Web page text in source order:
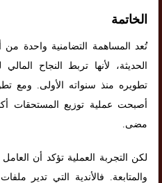
الخاتمة
تُعد المساهمة التضامنية واحدة من
الحديثة، لأنها تربط النجاح
أصبحت عملية توزيع المستحقات
مضى.
لكن التجربة العملية تؤكد أن
والمتابعة. فالأندية التي تدير